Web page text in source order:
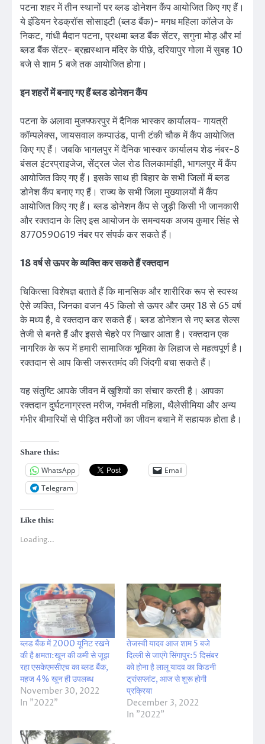
पटना शहर में तीन स्थानों पर ब्लड डोनेशन कैंप आयोजित किए गए हैं।
ये इंडियन रेडक्रॉस सोसाइटी (ब्लड बैंक)- मगध महिला कॉलेज के
निकट, गांधी मैदान पटना, प्रथमा ब्लड बैंक सेंटर, सगुना मोड़ और मां
ब्लड बैंक सेंटर- ब्रह्मस्थान मंदिर के पीछे, दरियापुर गोला में सुबह 10
बजे से शाम 5 बजे तक आयोजित होगा।
इन शहरों में बनाए गए हैं ब्लड डोनेशन कैंप
पटना के अलावा मुजफ्फरपुर में दैनिक भास्कर कार्यालय- गायत्री
कॉम्पलेक्स, जायसवाल कम्पाउंड, पानी टंकी चौक में कैंप आयोजित
किए गए हैं। जबकि भागलपुर में दैनिक भास्कर कार्यालय शेड नंबर-8
बंसल इंटरप्राइजेज, सेंट्रल जेल रोड तिलकामांझी, भागलपुर में कैंप
आयोजित किए गए हैं। इसके साथ ही बिहार के सभी जिलों में ब्लड
डोनेश कैंप बनाए गए हैं। राज्य के सभी जिला मुख्यालयों में कैंप
आयोजित किए गए हैं। ब्लड डोनेशन कैंप से जुड़ी किसी भी जानकारी
और रक्तदान के लिए इस आयोजन के समन्वयक अजय कुमार सिंह से
8770590619 नंबर पर संपर्क कर सकते हैं।
18 वर्ष से ऊपर के व्यक्ति कर सकते हैं रक्तदान
चिकित्सा विशेषज्ञ बताते हैं कि मानसिक और शारीरिक रूप से स्वस्थ
ऐसे व्यक्ति, जिनका वजन 45 किलो से ऊपर और उम्र 18 से 65 वर्ष
के मध्य है, वे रक्तदान कर सकते हैं। ब्लड डोनेशन से नए ब्लड सेल्स
तेजी से बनते हैं और इससे चेहरे पर निखार आता है। रक्तदान एक
नागरिक के रूप में हमारी सामाजिक भूमिका के लिहाज से महत्वपूर्ण है।
रक्तदान से आप किसी जरूरतमंद की जिंदगी बचा सकते हैं।
यह संतुष्टि आपके जीवन में खुशियों का संचार करती है। आपका
रक्तदान दुर्घटनाग्रस्त मरीज, गर्भवती महिला, थैलेसीमिया और अन्य
गंभीर बीमारियों से पीड़ित मरीजों का जीवन बचाने में सहायक होता है।
Share this:
WhatsApp
Email
Telegram
Like this:
Loading...
ब्लड बैंक में 2000 यूनिट रखने
की है क्षमता:खून की कमी से जूझ
रहा एसकेएमसीएच का ब्लड बैंक,
महज 4% खून ही उपलब्ध
November 30, 2022
In "2022"
तेजस्वी यादव आज शाम 5 बजे
दिल्ली से जाएंगे सिंगापुर:5 दिसंबर
को होना है लालू यादव का किडनी
ट्रांसप्लांट, आज से शुरू होगी
प्रक्रिया
December 3, 2022
In "2022"